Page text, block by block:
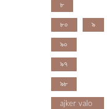
৮
৮০ ৯
৯০
৯৭
৯৮
ajker valo